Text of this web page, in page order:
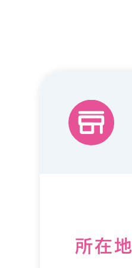
所在地